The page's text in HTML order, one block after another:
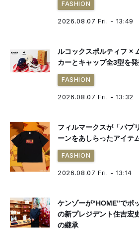
FASHION
2026.08.07 Fri. - 13:49
ルコックスポルティフ ×
カーとキャップ全3型を
FASHION
2026.08.07 Fri. - 13:32
フィルマークスが「パ
ーンをあしらったアイテ
FASHION
2026.08.07 Fri. - 13:14
ケンゾーが“HOME”で
の新プレジデント住吉宏
の継承